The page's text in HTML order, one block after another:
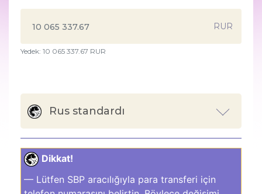
RUR
Yedek: 10 065 337.67 RUR
Rus standardı
Dikkat!
— Lütfen SBP aracılığıyla para transferi için